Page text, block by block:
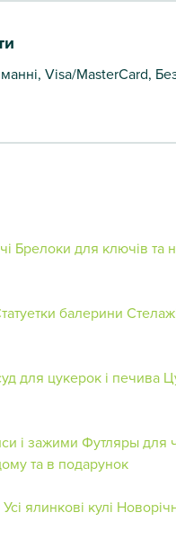
Visa/MasterCard,
Брелоки для ключів та
балерини
для цукерок і печива
і зажими Футляры для
та в подарунок
Усі ялинкові кулі